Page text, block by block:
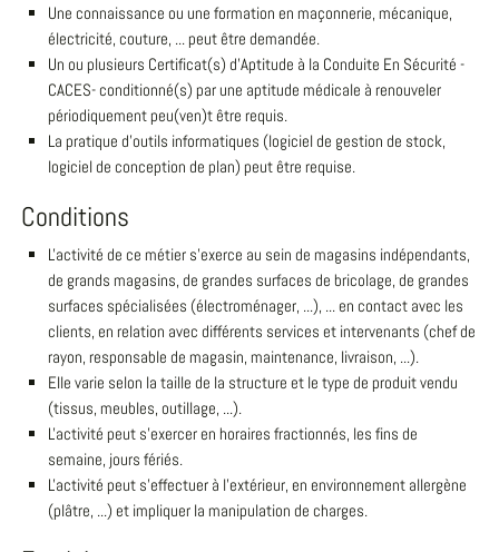
Une connaissance ou une formation en maçonnerie, mécanique,
électricité, couture, ... peut être demandée.
Un ou plusieurs Certificat(s) d'Aptitude à la Conduite En Sécurité -
CACES- conditionné(s) par une aptitude médicale à renouveler
périodiquement peu(ven)t être requis.
La pratique d'outils informatiques (logiciel de gestion de stock,
logiciel de conception de plan) peut être requise.
Conditions
L'activité de ce métier s'exerce au sein de magasins indépendants,
de grands magasins, de grandes surfaces de bricolage, de grandes
surfaces spécialisées (électroménager, ...), ... en contact avec les
clients, en relation avec différents services et intervenants (chef de
rayon, responsable de magasin, maintenance, livraison, ...).
Elle varie selon la taille de la structure et le type de produit vendu
(tissus, meubles, outillage, ...).
L'activité peut s'exercer en horaires fractionnés, les fins de
semaine, jours fériés.
L'activité peut s'effectuer à l'extérieur, en environnement allergène
(plâtre, ...) et impliquer la manipulation de charges.